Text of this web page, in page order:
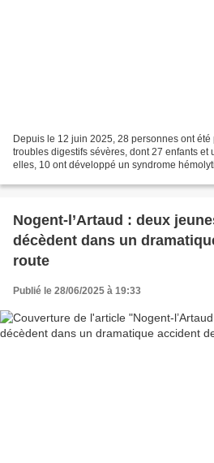
Depuis le 12 juin 2025, 28 personnes ont
troubles digestifs sévères, dont 27 enfants et
elles, 10 ont développé un syndrome
Nogent-l’Artaud : deux
décèdent dans un
route
Publié le 28/06/2025 à 19:33